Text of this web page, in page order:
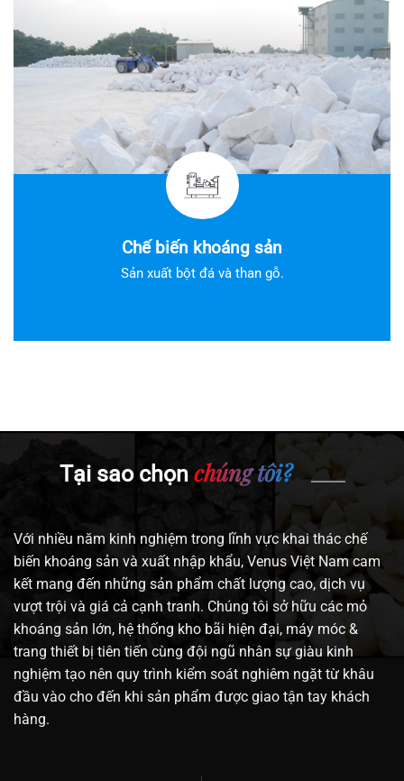
Chế biến khoáng sản
Sản xuất bột đá và than gỗ.
Tại sao chọn chúng tôi?
Với nhiều năm kinh nghiệm trong lĩnh vực khai thác chế
biến khoáng sản và xuất nhập khẩu, Venus Việt Nam cam
kết mang đến những sản phẩm chất lượng cao, dịch vụ
vượt trội và giá cả cạnh tranh. Chúng tôi sở hữu các mỏ
khoáng sản lớn, hệ thống kho bãi hiện đại, máy móc &
trang thiết bị tiên tiến cùng đội ngũ nhân sự giàu kinh
nghiệm tạo nên quy trình kiểm soát nghiêm ngặt từ khâu
đầu vào cho đến khi sản phẩm được giao tận tay khách
hàng.